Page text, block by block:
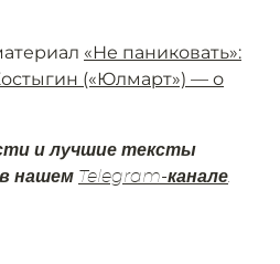
«Не паниковать»:
(«Юлмарт») — о
и лучшие тексты
нашем Telegram-канале